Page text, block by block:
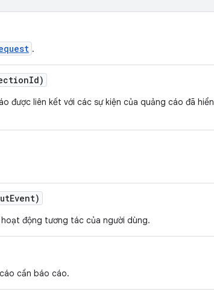
.
Id)
được liên kết với các sự kiện của quảng cáo đã hiển
Event)
động tương tác của người dùng.
cần báo cáo.